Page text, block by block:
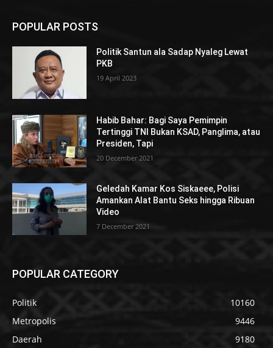
POPULAR POSTS
Politik Santun ala Sadap Nyaleg Lewat
PKB
19 April 2023
Habib Bahar: Bagi Saya Pemimpin
Tertinggi TNI Bukan KSAD, Panglima, atau
Presiden, Tapi
20 December 2021
Geledah Kamar Kos Siskaeee, Polisi
Amankan Alat Bantu Seks hingga Ribuan
Video
7 December 2021
POPULAR CATEGORY
Politik
10160
Metropolis
9446
Daerah
9180